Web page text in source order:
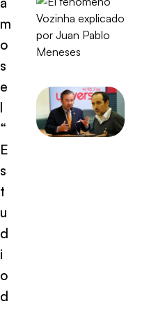
m
o
s
e
l
“
E
s
t
u
d
i
o
d